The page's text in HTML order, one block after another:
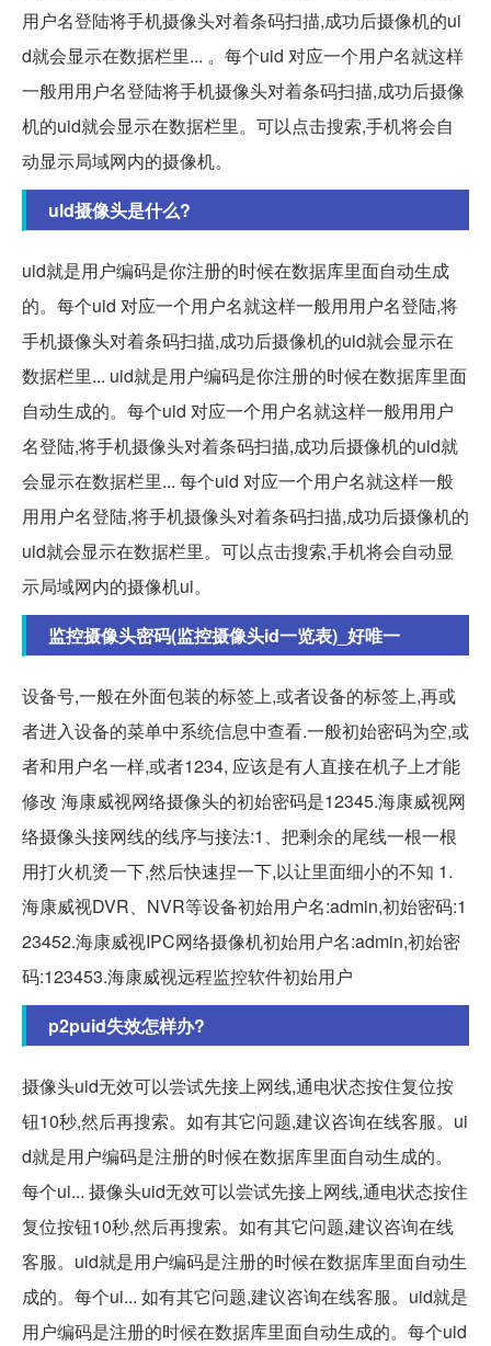
用户名登陆将手机摄像头对着条码扫描,成功后摄像机的ui
d就会显示在数据栏里... 。每个uid 对应一个用户名就这样
一般用用户名登陆将手机摄像头对着条码扫描,成功后摄像
机的uid就会显示在数据栏里。可以点击搜索,手机将会自
动显示局域网内的摄像机。
uld摄像头是什么?
uid就是用户编码是你注册的时候在数据库里面自动生成
的。每个uid 对应一个用户名就这样一般用用户名登陆,将
手机摄像头对着条码扫描,成功后摄像机的uid就会显示在
数据栏里... uid就是用户编码是你注册的时候在数据库里面
自动生成的。每个uid 对应一个用户名就这样一般用用户
名登陆,将手机摄像头对着条码扫描,成功后摄像机的uid就
会显示在数据栏里... 每个uid 对应一个用户名就这样一般
用用户名登陆,将手机摄像头对着条码扫描,成功后摄像机的
uid就会显示在数据栏里。可以点击搜索,手机将会自动显
示局域网内的摄像机ui。
监控摄像头密码(监控摄像头id一览表)_好唯一
设备号,一般在外面包装的标签上,或者设备的标签上,再或
者进入设备的菜单中系统信息中查看.一般初始密码为空,或
者和用户名一样,或者1234, 应该是有人直接在机子上才能
修改 海康威视网络摄像头的初始密码是12345.海康威视网
络摄像头接网线的线序与接法:1、把剩余的尾线一根一根
用打火机烫一下,然后快速捏一下,以让里面细小的不知 1.
海康威视DVR、NVR等设备初始用户名:admin,初始密码:1
23452.海康威视IPC网络摄像机初始用户名:admin,初始密
码:123453.海康威视远程监控软件初始用户
p2puid失效怎样办?
摄像头uid无效可以尝试先接上网线,通电状态按住复位按
钮10秒,然后再搜索。如有其它问题,建议咨询在线客服。ui
d就是用户编码是注册的时候在数据库里面自动生成的。
每个ui... 摄像头uid无效可以尝试先接上网线,通电状态按住
复位按钮10秒,然后再搜索。如有其它问题,建议咨询在线
客服。uid就是用户编码是注册的时候在数据库里面自动生
成的。每个ui... 如有其它问题,建议咨询在线客服。uid就是
用户编码是注册的时候在数据库里面自动生成的。每个uid